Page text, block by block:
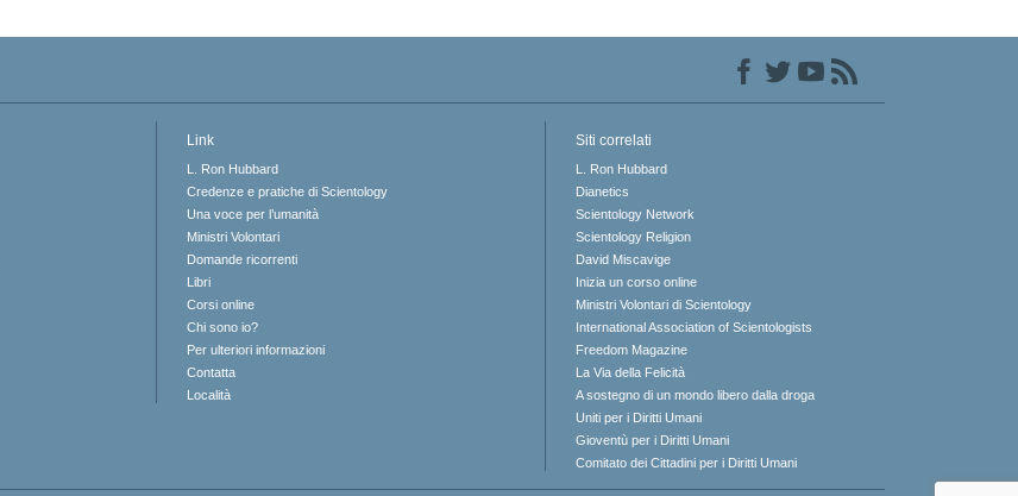
Link
L. Ron Hubbard
Credenze e pratiche di Scientology
Una voce per l’umanità
Ministri Volontari
Domande ricorrenti
Libri
Corsi online
Chi sono io?
Per ulteriori informazioni
Contatta
Località
Siti correlati
L. Ron Hubbard
Dianetics
Scientology Network
Scientology Religion
David Miscavige
Inizia un corso online
Ministri Volontari di Scientology
International Association of Scientologists
Freedom Magazine
La Via della Felicità
A sostegno di un mondo libero dalla droga
Uniti per i Diritti Umani
Gioventù per i Diritti Umani
Comitato dei Cittadini per i Diritti Umani